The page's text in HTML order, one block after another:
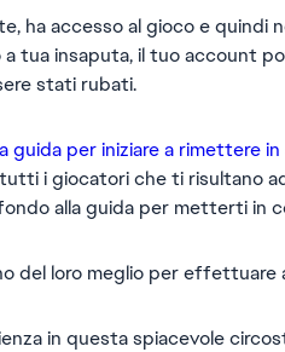
ha accesso al gioco e
a tua insaputa, il tuo account
stati rubati.
guida per iniziare a rimettere
i giocatori che ti risultano
alla guida per metterti in
del loro meglio per
in questa spiacevole